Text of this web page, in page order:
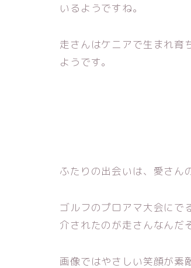
いるようですね。
走さんはケニアで生まれ育
ようです。
ふたりの出会いは、愛さん
ゴルフのプロアマ大会にで
介されたのが走さんなんだ
画像ではやさしい笑顔が素